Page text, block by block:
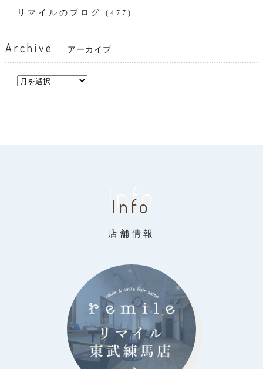
リマイルのブログ (477)
Archive アーカイブ
Info
Info
店舗情報